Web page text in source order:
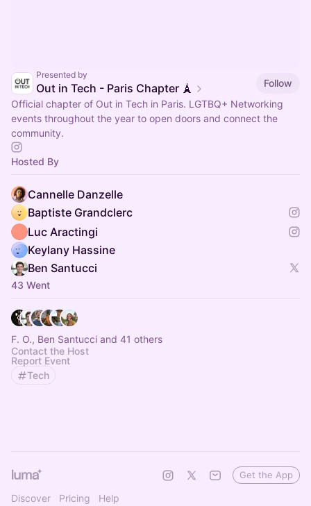
Presented by
Out in Tech - Paris Chapter 🗼
Follow
Official chapter of Out in Tech in Paris. LGTBQ+ Networking
events throughout the year to open doors and connect the
community.
Hosted By
Cannelle Danzelle
Baptiste Grandclerc
Luc Aractingi
Keylany Hassine
Ben Santucci
43 Went
F. O., Ben Santucci and 41 others
Contact the Host
Report Event
Tech
Discover Pricing Help
Get the App